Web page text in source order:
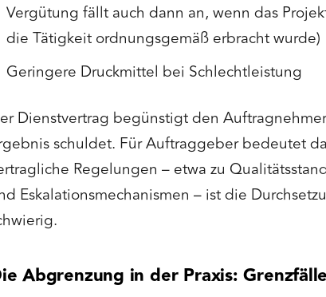
Vergütung fällt auch dann an, wenn das
die Tätigkeit ordnungsgemäß erbracht wurde)
Geringere Druckmittel bei Schlechtleistung
Dienstvertrag begünstigt den
schuldet. Für Auftraggeber bedeutet
Regelungen – etwa zu
Eskalationsmechanismen – ist die
Abgrenzung in der Praxis: